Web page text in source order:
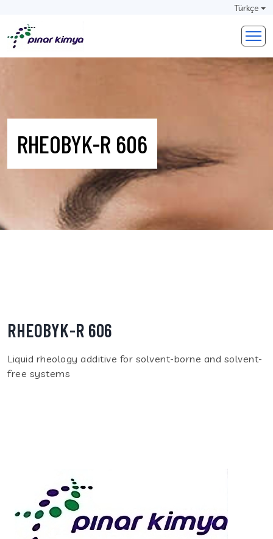
Türkçe
RHEOBYK-R 606
RHEOBYK-R 606
Liquid rheology additive for solvent-borne and solvent-
free systems